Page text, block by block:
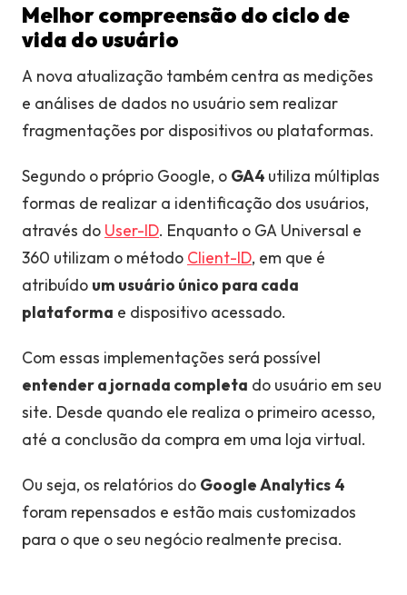
Melhor compreensão do ciclo de
vida do usuário
A nova atualização também centra as medições
e análises de dados no usuário sem realizar
fragmentações por dispositivos ou plataformas.
Segundo o próprio Google, o GA4 utiliza múltiplas
formas de realizar a identificação dos usuários,
através do User-ID. Enquanto o GA Universal e
360 utilizam o método Client-ID, em que é
atribuído um usuário único para cada
plataforma e dispositivo acessado.
Com essas implementações será possível
entender a jornada completa do usuário em seu
site. Desde quando ele realiza o primeiro acesso,
até a conclusão da compra em uma loja virtual.
Ou seja, os relatórios do Google Analytics 4
foram repensados e estão mais customizados
para o que o seu negócio realmente precisa.